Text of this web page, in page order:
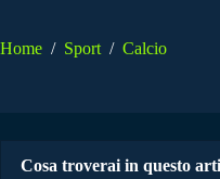
Home / Sport / Calcio
Cosa troverai in questo